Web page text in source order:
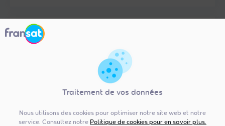
Traitement de vos données
Nous utilisons des cookies pour optimiser notre site web et notre
service. Consultez notre Politique de cookies pour en savoir plus.
Marques
Caractéristiques(8)